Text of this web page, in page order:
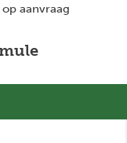
aanvraag